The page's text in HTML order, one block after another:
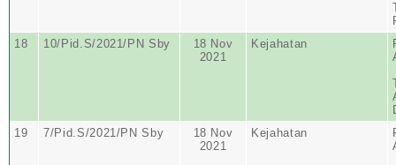
18
10/Pid.S/2021/PN Sby
18 Nov
2021
Kejahatan
19
7/Pid.S/2021/PN Sby
18 Nov
2021
Kejahatan